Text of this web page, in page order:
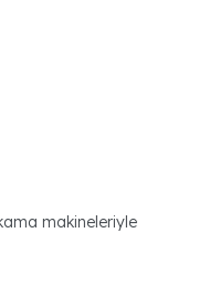
makineleriyle